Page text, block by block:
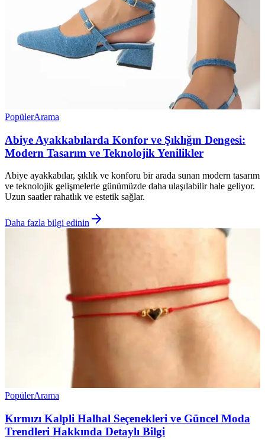
PopülerArama
Abiye Ayakkabılarda Konfor ve Şıklığın Dengesi:
Modern Tasarım ve Teknolojik Yenilikler
Abiye ayakkabılar, şıklık ve konforu bir arada sunan modern tasarım
ve teknolojik gelişmelerle günümüzde daha ulaşılabilir hale geliyor.
Uzun saatler rahatlık ve estetik sağlar.
Daha fazla bilgi edinin
PopülerArama
Kırmızı Kalpli Halhal Seçenekleri ve Güncel Moda
Trendleri Hakkında Detaylı Bilgi